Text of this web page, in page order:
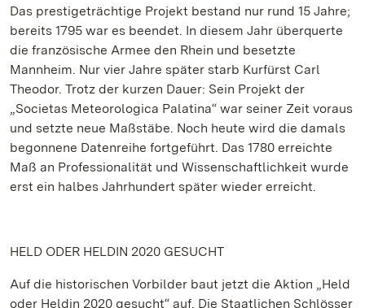
Das prestigeträchtige Projekt bestand nur rund 15 Jahre;
bereits 1795 war es beendet. In diesem Jahr überquerte
die französische Armee den Rhein und besetzte
Mannheim. Nur vier Jahre später starb Kurfürst Carl
Theodor. Trotz der kurzen Dauer: Sein Projekt der
„Societas Meteorologica Palatina“ war seiner Zeit voraus
und setzte neue Maßstäbe. Noch heute wird die damals
begonnene Datenreihe fortgeführt. Das 1780 erreichte
Maß an Professionalität und Wissenschaftlichkeit wurde
erst ein halbes Jahrhundert später wieder erreicht.
HELD ODER HELDIN 2020 GESUCHT
Auf die historischen Vorbilder baut jetzt die Aktion „Held
oder Heldin 2020 gesucht“ auf. Die Staatlichen Schlösser